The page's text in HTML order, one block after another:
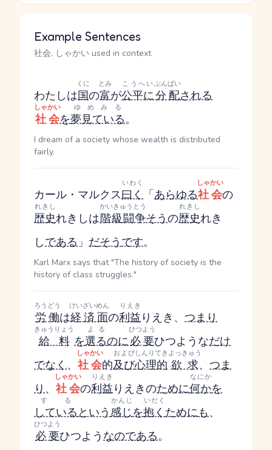
Example Sentences
社会, しゃかい used in context
わたしは国
くに
の富
とみ
が公平に
こうへい
分配
ぶんぱい
される
社会
しゃかい
を夢見ている
ゆめみる
。
I dream of a society whose wealth is distributed
fairly.
カール・マルクス曰く
いわく
「あらゆる社会
しゃかい
の
歴史
れきし
れきしは階級闘争
かいきゅうとう
そうの歴史
れきし
れき
しである 」 だそうです。
Karl Marx says that "The history of society is the
history of class struggles."
労働
ろうどう
は経済面
けいざいめん
の利益
りえき
りえき 、 つまり
給料
きゅうりょう
を選る
よる
のに必要
ひつよう
ひつよう なだけ
でなく、 社会
しゃかい
的及び
および
心理的
しんりてき
欲求
よっきゅう
、 つま
り、 社会
しゃかい
の利益
りえき
りえきのために何か
なにか
を
している
する
という感じ
かんじ
を抱く
いだく
ためにも、
必要
ひつよう
ひつようなのである。